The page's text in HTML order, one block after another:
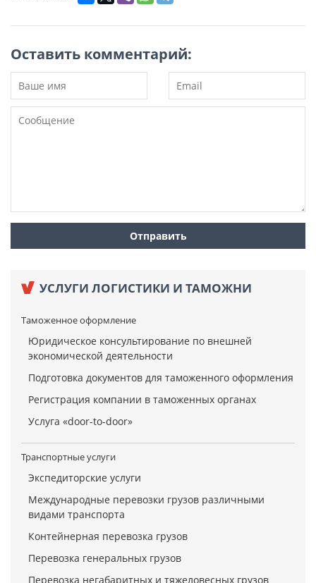
Оставить комментарий:
УСЛУГИ ЛОГИСТИКИ И ТАМОЖНИ
Таможенное оформление
Юридическое консультирование по внешней
экономической деятельности
Подготовка документов для таможенного оформления
Регистрация компании в таможенных органах
Услуга «door-to-door»
Транспортные услуги
Экспедиторские услуги
Международные перевозки грузов различными
видами транспорта
Контейнерная перевозка грузов
Перевозка генеральных грузов
Перевозка негабаритных и тяжеловесных грузов